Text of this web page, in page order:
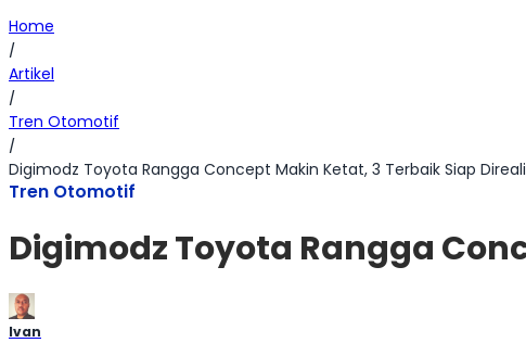
Home
/
Artikel
/
Tren Otomotif
/
Digimodz Toyota Rangga Concept Makin Ketat, 3 Terbaik Siap
Tren Otomotif
Digimodz Toyota Rangga
Ivan